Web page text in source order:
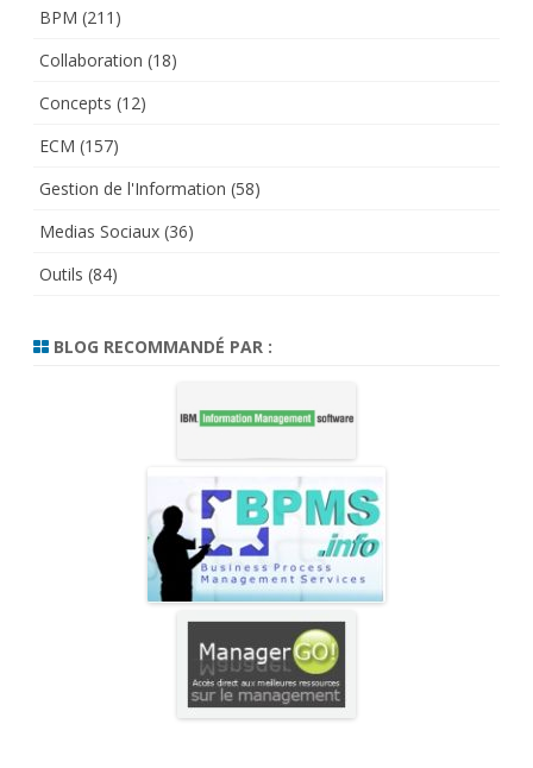
BPM (211)
Collaboration (18)
Concepts (12)
ECM (157)
Gestion de l'Information (58)
Medias Sociaux (36)
Outils (84)
BLOG RECOMMANDÉ PAR :